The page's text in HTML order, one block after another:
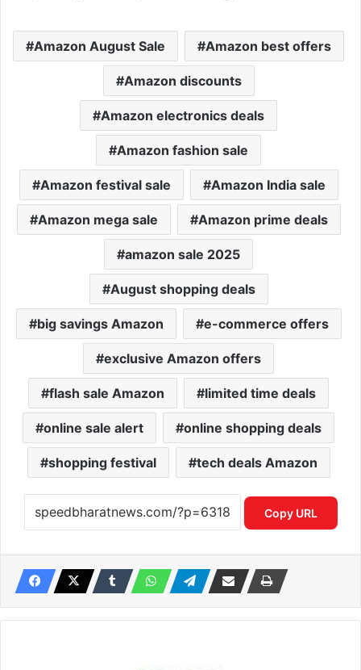
Amazon August Sale Amazon best offers
Amazon discounts
Amazon electronics deals
Amazon fashion sale
Amazon festival sale Amazon India sale
Amazon mega sale Amazon prime deals
amazon sale 2025
August shopping deals
big savings Amazon e-commerce offers
exclusive Amazon offers
flash sale Amazon limited time deals
online sale alert online shopping deals
shopping festival tech deals Amazon
Copy URL